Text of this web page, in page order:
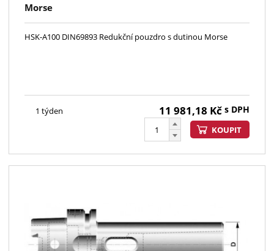
Morse
HSK-A100 DIN69893 Redukční pouzdro s dutinou Morse
1 týden 11 981,18 Kč s DPH
KOUPIT